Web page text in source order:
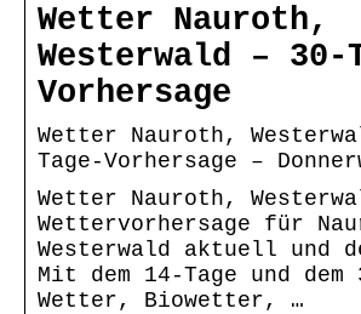
Wetter Nauroth,
Westerwald – 30-
Vorhersage
Wetter Nauroth,
Tage-Vorhersage –
Wetter Nauroth,
Wettervorhersage für
Westerwald aktuell
Mit dem 14-Tage und dem
Wetter, Biowetter, …